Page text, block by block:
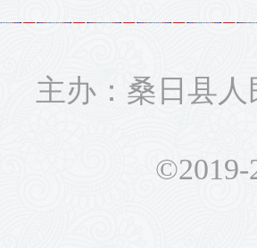
主办：桑日县